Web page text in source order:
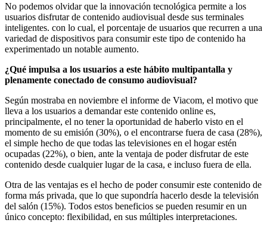
No podemos olvidar que la innovación tecnológica permite a los
usuarios disfrutar de contenido audiovisual desde sus terminales
inteligentes. con lo cual, el porcentaje de usuarios que recurren a una
variedad de dispositivos para consumir este tipo de contenido ha
experimentado un notable aumento.
¿Qué impulsa a los usuarios a este hábito multipantalla y
plenamente conectado de consumo audiovisual?
Según mostraba en noviembre el informe de Viacom, el motivo que
lleva a los usuarios a demandar este contenido online es,
principalmente, el no tener la oportunidad de haberlo visto en el
momento de su emisión (30%), o el encontrarse fuera de casa (28%),
el simple hecho de que todas las televisiones en el hogar estén
ocupadas (22%), o bien, ante la ventaja de poder disfrutar de este
contenido desde cualquier lugar de la casa, e incluso fuera de ella.
Otra de las ventajas es el hecho de poder consumir este contenido de
forma más privada, que lo que supondría hacerlo desde la televisión
del salón (15%). Todos estos beneficios se pueden resumir en un
único concepto: flexibilidad, en sus múltiples interpretaciones.